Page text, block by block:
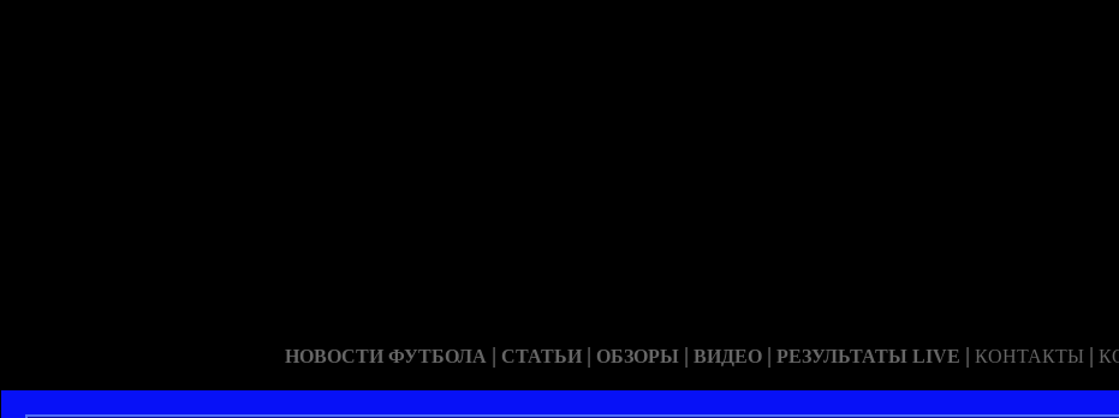
НОВОСТИ ФУТБОЛА | СТАТЬИ | ОБЗОРЫ | ВИДЕО | РЕЗУЛЬТАТЫ LIVE | КОНТАКТЫ |